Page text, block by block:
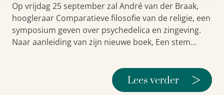
Op vrijdag 25 september zal André van der Braak,
hoogleraar Comparatieve filosofie van de religie, een
symposium geven over psychedelica en zingeving.
Naar aanleiding van zijn nieuwe boek, Een stem…
Lees verder >